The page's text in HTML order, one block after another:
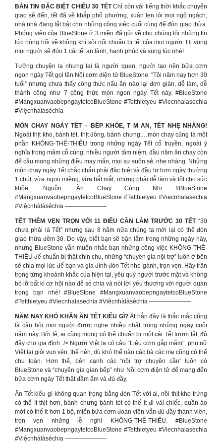
BẢN TIN ĐẶC BIỆT CHIỀU 30 TẾTChỉ còn vài tiếng thời khắc chuyển
giao sẽ đến, tết đã về khắp phố phường, xuân len lỏi mọi ngõ ngách,
nhà nhà đang tất bật cho những công việc cuối cùng để đón giao thừa.
Phóng viên của BlueStone ở 3 miền đã gửi về cho chúng tôi những tin
tức nóng hổi về không khí sôi nổi chuẩn bị tết của mọi người. Hi vọng
mọi người sẽ đón 1 cái tết an lành, hạnh phúc và sung túc nhé!
Tưởng chuyện lạ nhưng lại là người quen, người tạo nên bữa cơm
ngon ngày Tết gọi tên Nồi cơm điện tử BlueStone. “Tôi năm nay hơn 30
tuổi” nhưng chưa thấy công thức nấu ăn nào lại đơn giản, dễ làm, dễ
thành công như 7 công thức món ngon ngày Tết này. #BlueStone
#MangxuanvaobepngaytetcoBlueStone #Tetthietyeu #Viecnhalasechia
#Việcnhàlàsẻchia ———————
MÓN CHAY NGÀY TẾT – BẾP KHỎE, T M AN, TẾT NHẸ NHÀNG!
Ngoài thịt kho, bánh tét, thịt đông, bánh chưng,…món chay cũng là một
phần KHÔNG-THỂ-THIẾU trong những ngày Tết cổ truyền, ngoài ý
nghĩa trong mâm cỗ cúng, nhiều người tâm niệm, đầu năm ăn chay còn
để cầu mong những điều may mắn, mọi sự suôn sẻ, nhẹ nhàng. Những
món chay ngày Tết chắc chắn phải đặc biệt và đầu tư hơn ngày thường
1 chút, vừa ngon miệng, vừa bắt mắt, nhưng phải dễ làm và tốt cho sức
khỏe. Nguồn: Ăn Chay Cùng Nhi #BlueStone
#MangxuanvaobepngaytetcoBlueStone #Tetthietyeu #Viecnhalasechia
#Việcnhàlàsẻchia ———————
TẾT THÊM VẸN TRỌN VỚI 11 ĐIỀU CẦN LÀM TRƯỚC 30 TẾT“30
chưa phải là Tết” nhưng sau 8 năm nữa chúng ta mới lại có thể đón
giao thừa đêm 30. Do vậy, biết bạn sẽ bận lắm trong những ngày này,
nhưng BlueStone vẫn muốn nhắc bạn những công việc KHÔNG-THỂ-
THIẾU để chuẩn bị thật chỉn chu, những “chuyên gia nội trợ” luôn ở bên
sẻ chia mọi lúc để bạn và gia đình đón Tết nhẹ gánh, trọn vẹn. Hãy trân
trọng từng khoảnh khắc của hiện tại, yêu quý người trước mặt và không
bỏ lỡ bất kì cơ hội nào để sẻ chia và nói lời yêu thương với người quan
trọng bạn nhé! #BlueStone #MangxuanvaobepngaytetcoBlueStone
#Tetthietyeu #Viecnhalasechia #Việcnhàlàsẻchia ———————
NĂM NAY KHÓ KHĂN ĂN TẾT KIỂU GÌ?Ắt hẳn đây là thắc mắc cũng
là câu hỏi mọi người được nghe nhiều nhất trong những ngày cuối
năm này. Bởi lẽ, ai cũng mong có thể chuẩn bị một cái Tết tươm tất, đủ
đầy cho gia đình. /> Người Việt ta có câu “Liệu cơm gắp mắm”, phụ nữ
Việt lại giỏi vun vén, thế nên, dù khó thế nào các bà các mẹ cũng có thể
chu toàn. Hơn thế, bên cạnh các “nội trợ chuyên cần” luôn có
BlueStone và “chuyên gia gian bếp” như Nồi cơm điện tử để mang đến
bữa cơm ngày Tết thật đầm ấm và đủ đầy.
Ăn Tết kiểu gì không quan trọng bằng đón Tết với ai, nồi thịt kho trứng
có thể ít thịt hơn, bánh chưng bánh tét có thể ít đi vài chiếc, quần áo
mới có thể ít hơn 1 bộ, miễn bữa cơm đoàn viên vẫn đủ đầy thành viên,
trọn vẹn những lễ nghi KHÔNG-THỂ-THIẾU. #BlueStone
#MangxuanvaobepngaytetcoBlueStone #Tetthietyeu #Viecnhalasechia
#Việcnhàlàsẻchia ———————